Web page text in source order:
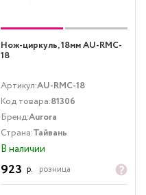
Нож-циркуль, 18мм AU-RMC-
18
Артикул:AU-RMC-18
Код товара:81306
Бренд:Aurora
Страна:Тайвань
В наличии
923 р. розница